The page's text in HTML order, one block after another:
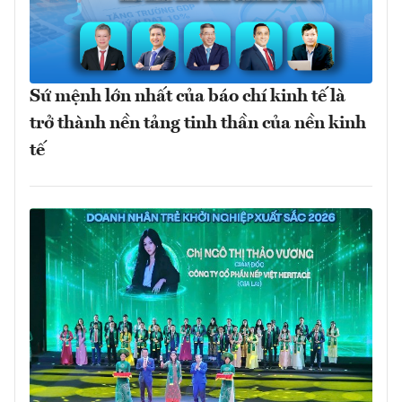
Sứ mệnh lớn nhất của báo chí kinh tế là
trở thành nền tảng tinh thần của nền kinh
tế